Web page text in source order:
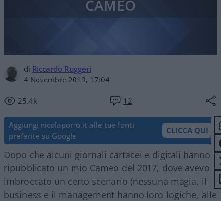
di Riccardo Ruggeri
4 Novembre 2019, 17:04
25.4k 12
CAMEO
Aggiungi nicolaporro.it alle tue fonti
preferite su Google
CLICCA QUI
Dopo che alcuni giornali cartacei e digitali hanno
ripubblicato un mio Cameo del 2017, dove avevo
imbroccato un certo scenario (nessuna magia, il
business e il management hanno loro logiche, alle